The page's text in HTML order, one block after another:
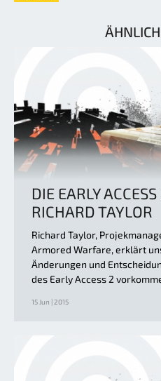
DIE EARLY
RICHARD TAYLOR
Richard Taylor,
Armored Warfare, erklärt
Änderungen und
des Early Access 2
15 Jun | 2015